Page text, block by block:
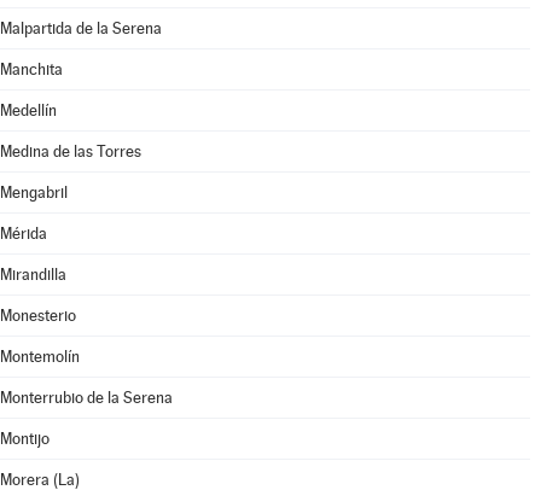
Malpartida de la Serena
Manchita
Medellín
Medina de las Torres
Mengabril
Mérida
Mirandilla
Monesterio
Montemolín
Monterrubio de la Serena
Montijo
Morera (La)